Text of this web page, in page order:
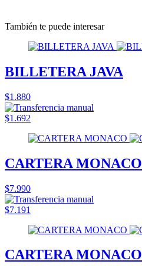
También te puede interesar
BILLETERA JAVA
$1.880
$1.692
CARTERA MONACO
$7.990
$7.191
CARTERA MONACO